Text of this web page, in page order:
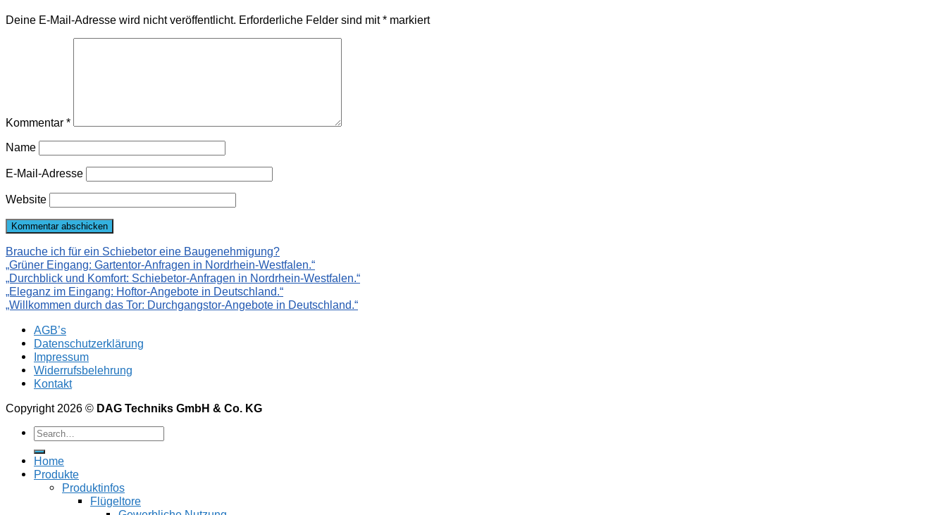
Deine E-Mail-Adresse wird nicht veröffentlicht. Erforderliche Felder sind mit* markiert
Kommentar *
Name
E-Mail-Adresse
Website
Brauche ich für ein Schiebetor eine Baugenehmigung?
„Grüner Eingang: Gartentor-Anfragen in Nordrhein-Westfalen.“
„Durchblick und Komfort: Schiebetor-Anfragen in Nordrhein-Westfalen.“
„Eleganz im Eingang: Hoftor-Angebote in Deutschland.“
„Willkommen durch das Tor: Durchgangstor-Angebote in Deutschland.“
AGB’s
Datenschutzerklärung
Impressum
Widerrufsbelehrung
Kontakt
Copyright 2026 © DAG Techniks GmbH & Co. KG
Home
Produkte
Produktinfos
Flügeltore